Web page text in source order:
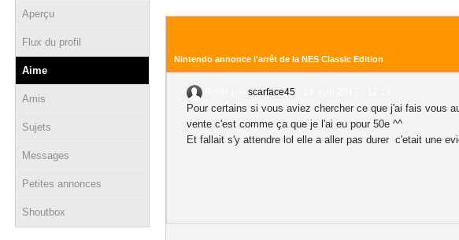
Aperçu
Flux du profil
Aime
Amis
Sujets
Messages
Petites annonces
Shoutbox
Nintendo annonce l'arrêt de la NES Classic Edition
scarface45
Pour certains si vous aviez chercher ce que j'ai fais vous
vente c'est comme ça que je l'ai eu pour 50e ^^
Et fallait s'y attendre lol elle a aller pas durer c'etait une